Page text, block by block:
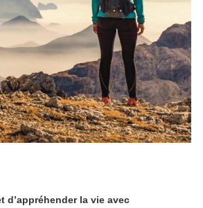
d’appréhender la vie avec